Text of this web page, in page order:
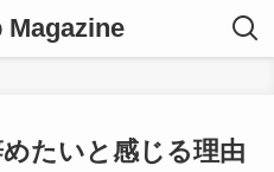
Magazine
たいと感じる理由